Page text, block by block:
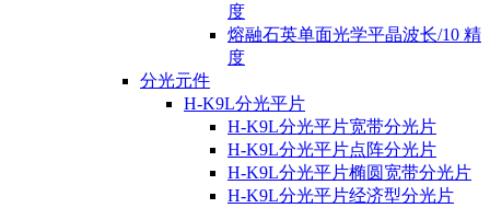
度
熔融石英单面光学平晶波长/10 精
度
分光元件
H-K9L分光平片
H-K9L分光平片宽带分光片
H-K9L分光平片点阵分光片
H-K9L分光平片椭圆宽带分光片
H-K9L分光平片经济型分光片